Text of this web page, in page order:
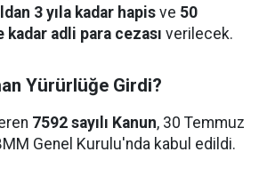
3 yıla kadar hapisve 50
kadar adli para cezası verilecek.
Yürürlüğe Girdi?
7592 sayılı Kanun, 30 Temmuz
Genel Kurulu'nda kabul edildi.